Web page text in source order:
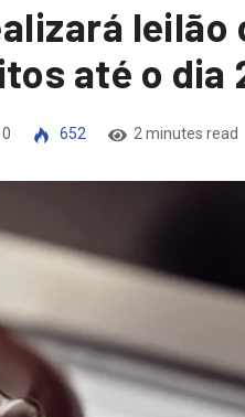
leilão
até o dia
0 652 2 minutes read